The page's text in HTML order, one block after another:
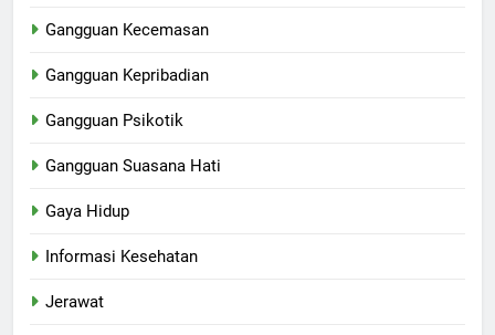
Gangguan Kecemasan
Gangguan Kepribadian
Gangguan Psikotik
Gangguan Suasana Hati
Gaya Hidup
Informasi Kesehatan
Jerawat